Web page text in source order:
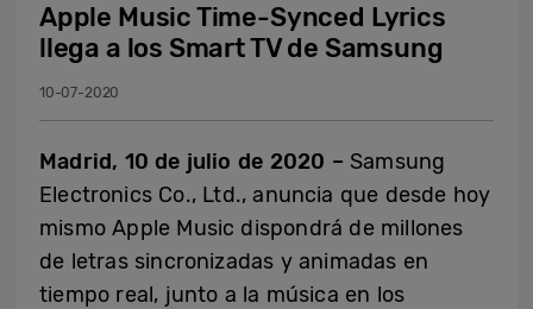
Apple Music Time-Synced Lyrics
llega a los Smart TV de Samsung
10-07-2020
Madrid, 10 de julio de 2020 – Samsung
Electronics Co., Ltd., anuncia que desde hoy
mismo Apple Music dispondrá de millones
de letras sincronizadas y animadas en
tiempo real, junto a la música en los